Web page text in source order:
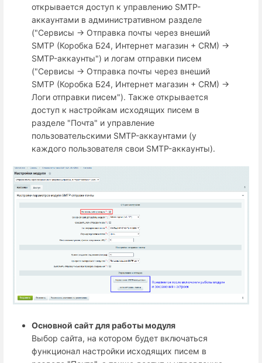
открывается доступ к управлению SMTP-
аккаунтами в административном разделе
("Сервисы → Отправка почты через внеший
SMTP (Коробка Б24, Интернет магазин + СRM) →
SMTP-аккаунты") и логам отправки писем
("Сервисы → Отправка почты через внеший
SMTP (Коробка Б24, Интернет магазин + СRM) →
Логи отправки писем"). Также открывается
доступ к настройкам исходящих писем в
разделе "Почта" и управление
пользовательскими SMTP-аккаунтами (у
каждого пользователя свои SMTP-аккаунты).
Основной сайт для работы модуля
Выбор сайта, на котором будет включаться
функционал настройки исходящих писем в